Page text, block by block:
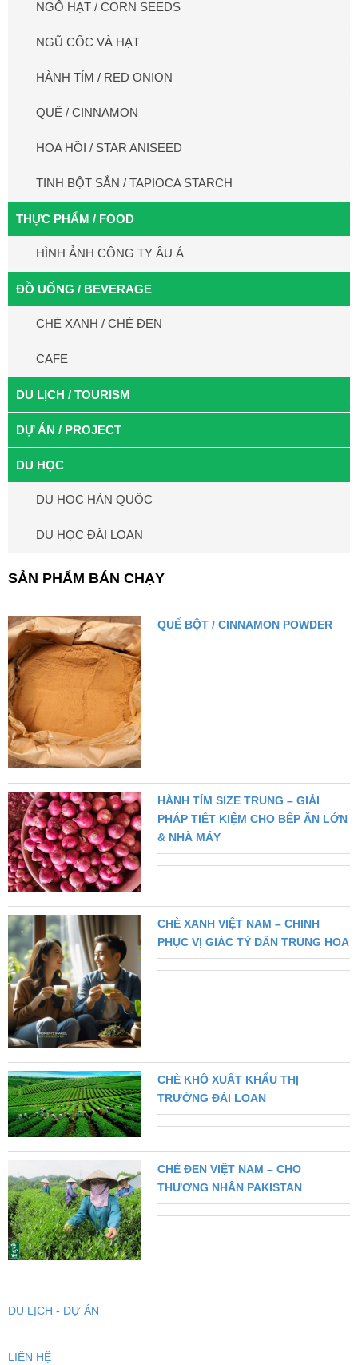
NGÔ HẠT / CORN SEEDS
NGŨ CỐC VÀ HẠT
HÀNH TÍM / RED ONION
QUẾ / CINNAMON
HOA HỒI / STAR ANISEED
TINH BỘT SẮN / TAPIOCA STARCH
THỰC PHẨM / FOOD
HÌNH ẢNH CÔNG TY ÂU Á
ĐỒ UỐNG / BEVERAGE
CHÈ XANH / CHÈ ĐEN
CAFE
DU LỊCH / TOURISM
DỰ ÁN / PROJECT
DU HỌC
DU HỌC HÀN QUỐC
DU HỌC ĐÀI LOAN
SẢN PHẨM BÁN CHẠY
QUẾ BỘT / CINNAMON POWDER
HÀNH TÍM SIZE TRUNG – GIẢI
PHÁP TIẾT KIỆM CHO BẾP ĂN LỚN
& NHÀ MÁY
CHÈ XANH VIỆT NAM – CHINH
PHỤC VỊ GIÁC TỶ DÂN TRUNG HOA
CHÈ KHÔ XUẤT KHẨU THỊ
TRƯỜNG ĐÀI LOAN
CHÈ ĐEN VIỆT NAM – CHO
THƯƠNG NHÂN PAKISTAN
DU LỊCH - DỰ ÁN
LIÊN HỆ